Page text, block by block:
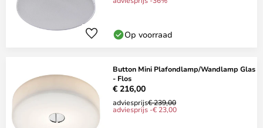
Op voorraad
Button Mini Plafondlamp/Wandlamp Glas
- Flos
€ 216,00
adviesprijs€ 239,00
adviesprijs -€ 23,00